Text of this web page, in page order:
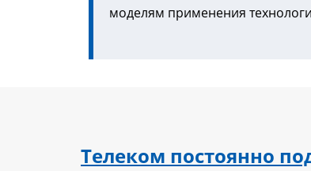
моделям применения
Телеком постоянно